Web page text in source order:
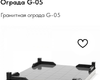
Ограда G-05
Гранитная ограда G-05